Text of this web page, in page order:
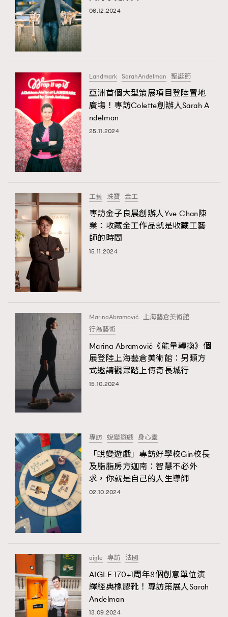
06.12.2024
Landmark SarahAndelman 聖誕節
亞洲首個大型策展項目登陸置地
廣塲！專訪Colette創辦人Sarah A
ndelman
25.11.2024
工藝 珠寶 金工
專訪金子良晨創辦人Yve Chan陳
業：收藏金工作品就是收藏工藝
師的時間
15.11.2024
MarinaAbramović 上海藝倉美術館
行為藝術
Marina Abramović《能量轉換》個
展登陸上海藝倉美術館：另類方
式邀請觀眾踏上傳奇長城行
15.10.2024
專訪 蛻變遊戲 身心靈
「蛻變遊戲」專訪好學校Gin校長
及脂脂房方迦南：智慧不必外
求，你就是自己的人生導師
02.10.2024
aigle 專訪 法國
AIGLE 170+1周年8個創意單位演
繹經典橡膠靴！專訪策展人Sarah
Andelman
13.09.2024